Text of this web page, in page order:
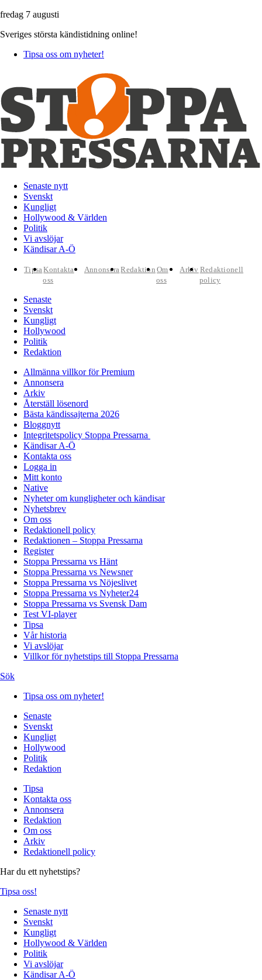
fredag 7 augusti
Sveriges största kändistidning online!
Tipsa oss om nyheter!
Senaste nytt
Svenskt
Kungligt
Hollywood & Världen
Politik
Vi avslöjar
Kändisar A-Ö
TipsaKontakta
oss
AnnonseraRedaktion Om
oss
Arkiv Redaktionell
policy
Senaste
Svenskt
Kungligt
Hollywood
Politik
Redaktion
Allmänna villkor för Premium
Annonsera
Arkiv
Återställ lösenord
Bästa kändissajterna 2026
Bloggnytt
Integritetspolicy Stoppa Pressarna
Kändisar A-Ö
Kontakta oss
Logga in
Mitt konto
Native
Nyheter om kungligheter och kändisar
Nyhetsbrev
Om oss
Redaktionell policy
Redaktionen – Stoppa Pressarna
Register
Stoppa Pressarna vs Hänt
Stoppa Pressarna vs Newsner
Stoppa Pressarna vs Nöjeslivet
Stoppa Pressarna vs Nyheter24
Stoppa Pressarna vs Svensk Dam
Test VI-player
Tipsa
Vår historia
Vi avslöjar
Villkor för nyhetstips till Stoppa Pressarna
Sök
Tipsa oss om nyheter!
Senaste
Svenskt
Kungligt
Hollywood
Politik
Redaktion
Tipsa
Kontakta oss
Annonsera
Redaktion
Om oss
Arkiv
Redaktionell policy
Har du ett nyhetstips?
Tipsa oss!
Senaste nytt
Svenskt
Kungligt
Hollywood & Världen
Politik
Vi avslöjar
Kändisar A-Ö